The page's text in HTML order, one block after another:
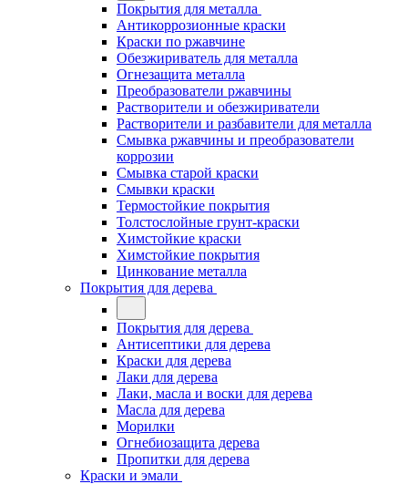
Покрытия для металла
Антикоррозионные краски
Краски по ржавчине
Обезжириватель для металла
Огнезащита металла
Преобразователи ржавчины
Растворители и обезжириватели
Растворители и разбавители для металла
Смывка ржавчины и преобразователи
коррозии
Смывка старой краски
Смывки краски
Термостойкие покрытия
Толстослойные грунт-краски
Химстойкие краски
Химстойкие покрытия
Цинкование металла
Покрытия для дерева
Покрытия для дерева
Антисептики для дерева
Краски для дерева
Лаки для дерева
Лаки, масла и воски для дерева
Масла для дерева
Морилки
Огнебиозащита дерева
Пропитки для дерева
Краски и эмали